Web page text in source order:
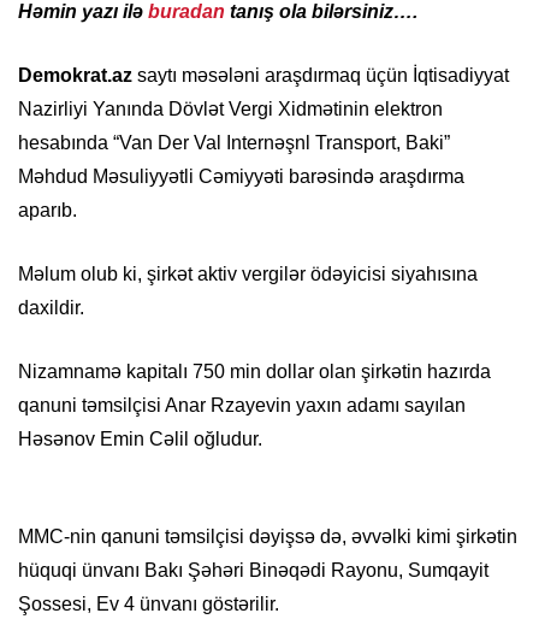
Həmin yazı ilə buradan tanış ola bilərsiniz….
Demokrat.az saytı məsələni araşdırmaq üçün İqtisadiyyat
Nazirliyi Yanında Dövlət Vergi Xidmətinin elektron
hesabında “Van Der Val Internəşnl Transport, Baki”
Məhdud Məsuliyyətli Cəmiyyəti barəsində araşdırma
aparıb.
Məlum olub ki, şirkət aktiv vergilər ödəyicisi siyahısına
daxildir.
Nizamnamə kapitalı 750 min dollar olan şirkətin hazırda
qanuni təmsilçisi Anar Rzayevin yaxın adamı sayılan
Həsənov Emin Cəlil oğludur.
MMC-nin qanuni təmsilçisi dəyişsə də, əvvəlki kimi şirkətin
hüquqi ünvanı Bakı Şəhəri Binəqədi Rayonu, Sumqayit
Şossesi, Ev 4 ünvanı göstərilir.